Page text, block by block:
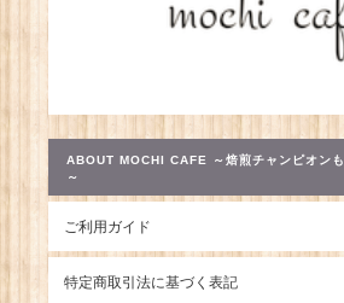
ABOUT MOCHI CAFE ～焙煎チャンピオン
～
ご利用ガイド
特定商取引法に基づく表記